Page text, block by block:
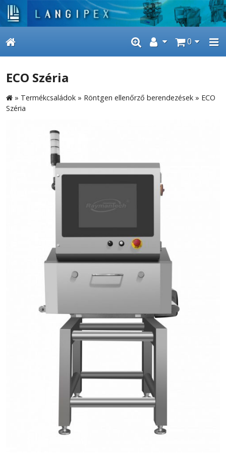
0
ECO Széria
» Termékcsaládok » Röntgen ellenőrző berendezések » ECO
Széria